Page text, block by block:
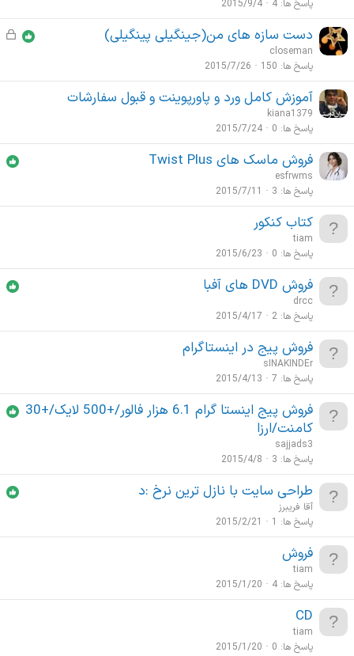
پاسخ ها 4
2015/9/4
ق
دست سازه های من(جینگیلی پینگیلی)
closeman
پاسخ ها 150
2015/7/26
آموزش کامل ورد و پاورپوینت و قبول سفارشات
kiana1379
پاسخ ها 0
2015/7/24
فروش ماسک های Twist Plus
esfrwms
پاسخ ها 3
2015/7/11
کتاب کنکور
tiam
پاسخ ها 0
2015/6/23
فروش DVD های آفبا
drcc
پاسخ ها 2
2015/4/17
فروش پیج در اینستاگرام
sINAKINDEr
پاسخ ها 7
2015/4/13
فروش پیج اینستا گرام 6.1 هزار فالور/+500 لایک/+30
کامنت/ارزا
sajjads3
پاسخ ها 3
2015/4/8
طراحی سایت با نازل ترین نرخ :د
آقا فریبرز
پاسخ ها
1
2015/2/21
فروش
tiam
پاسخ ها 4
2015/1/20
CD
tiam
پاسخ ها 0
2015/1/20